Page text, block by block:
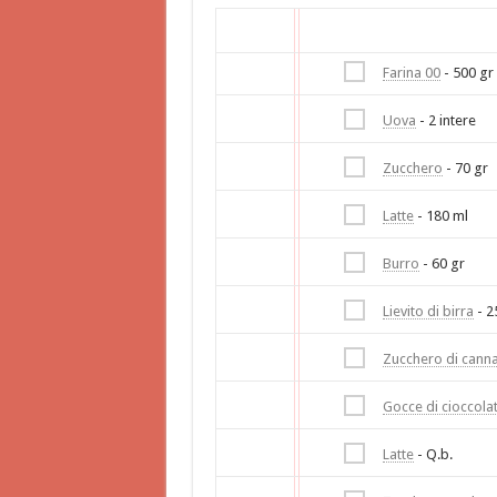
Farina 00- 500 gr
Uova - 2 intere
Zucchero - 70 gr
Latte- 180 ml
Burro - 60 gr
Lievito di birra -
Zucchero di canna
Gocce di
Latte- Q.b.